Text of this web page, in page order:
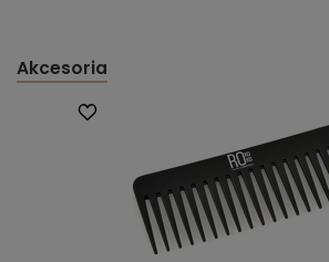
Akcesoria